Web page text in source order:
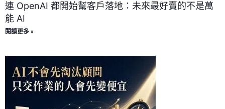
連 OpenAI 都開始幫客戶落地：未來最好賣的不是萬
能 AI
閱讀更多 »